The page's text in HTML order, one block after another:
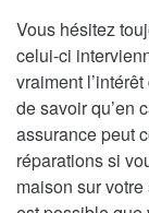
Vous hésitez
celui-ci
vraiment
de savoir qu’en
assurance peut
réparations si
maison sur